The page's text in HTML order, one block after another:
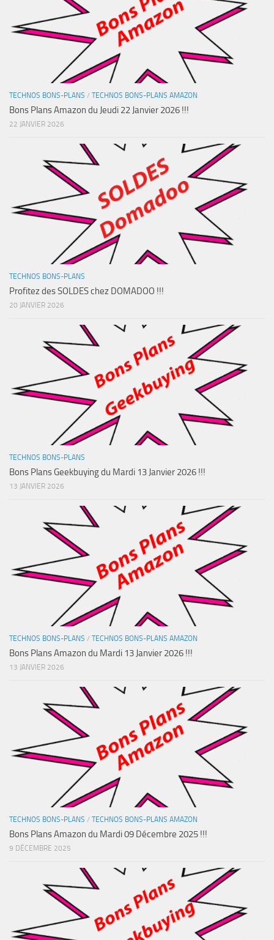
TECHNOS BONS-PLANS / TECHNOS BONS-PLANS AMAZON
Bons Plans Amazon du Jeudi 22 Janvier 2026 !!!
22 JANVIER 2026
TECHNOS BONS-PLANS
Profitez des SOLDES chez DOMADOO !!!
20 JANVIER 2026
TECHNOS BONS-PLANS
Bons Plans Geekbuying du Mardi 13 Janvier 2026 !!!
13 JANVIER 2026
TECHNOS BONS-PLANS / TECHNOS BONS-PLANS AMAZON
Bons Plans Amazon du Mardi 13 Janvier 2026 !!!
13 JANVIER 2026
TECHNOS BONS-PLANS / TECHNOS BONS-PLANS AMAZON
Bons Plans Amazon du Mardi 09 Décembre 2025 !!!
9 DÉCEMBRE 2025